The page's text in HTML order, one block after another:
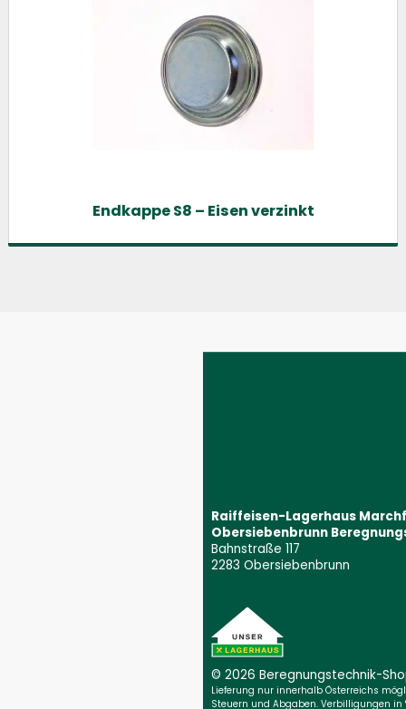
Endkappe S8 – Eisen verzinkt
Raiffeisen-Lagerhaus
Obersiebenbrunn
Bahnstraße 117
2283 Obersiebenbrunn
© 2026 Beregnungs­technik-
Lieferung nur innerhalb Österreichs
Steuern und Abgaben. Verbilligungen